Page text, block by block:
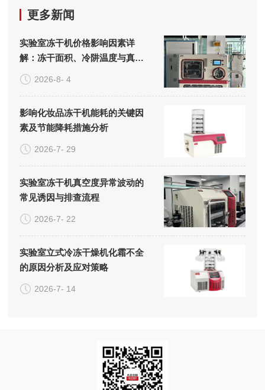
更多新闻
实验室冻干机价格影响因素详
解：冻干面积、冷阱温度与真空
系统的成本构成
2026-8- 4
影响化妆品冻干机能耗的关键因
素及节能降耗措施分析
2026-7- 29
实验室冻干机真空度异常波动的
常见诱因与排查流程
2026-7- 22
实验室立式冷冻干燥机化霜不全
的原因分析及应对策略
2026-7- 14